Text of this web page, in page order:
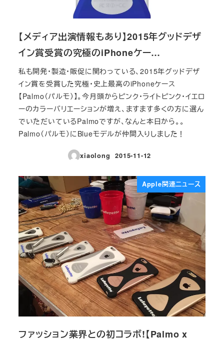
【メディア出演情報もあり】2015年グッドデザ
イン賞受賞の究極のiPhoneケー…
私も開発・製造・販促に関わっている、2015年グッドデザ
イン賞を受賞した究極・史上最高のiPhoneケース
【Palmo（パルモ）】。今月頭からピンク・ライトピンク・イエロ
ーのカラーバリエーションが増え、ますます多くの方に選ん
でいただいているPalmoですが、なんと本日から。。
Palmo（パルモ）にBlueモデルが仲間入りしました！
xiaolong
投稿日
2015-11-12
Apple関連ニュース
ファッション業界との初コラボ!【Palmo x